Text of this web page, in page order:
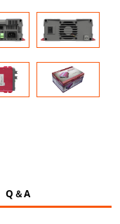
Q＆A